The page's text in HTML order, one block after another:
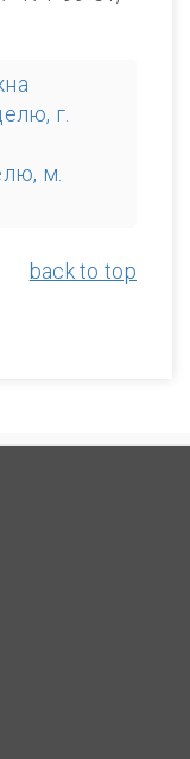
г.
м.
back to top